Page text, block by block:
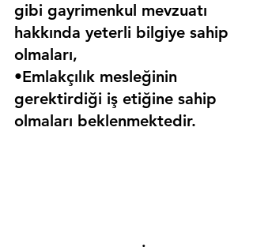
gibi gayrimenkul mevzuatı
hakkında yeterli bilgiye sahip
olmaları,
•Emlakçılık mesleğinin
gerektirdiği iş etiğine sahip
olmaları beklenmektedir.